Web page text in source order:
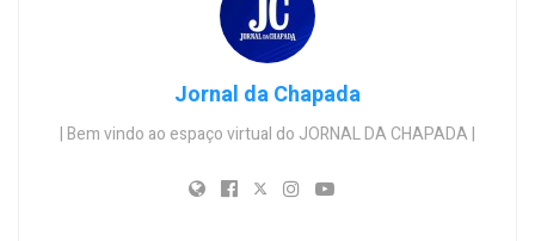
Jornal da Chapada
| Bem vindo ao espaço virtual do JORNAL DA CHAPADA |